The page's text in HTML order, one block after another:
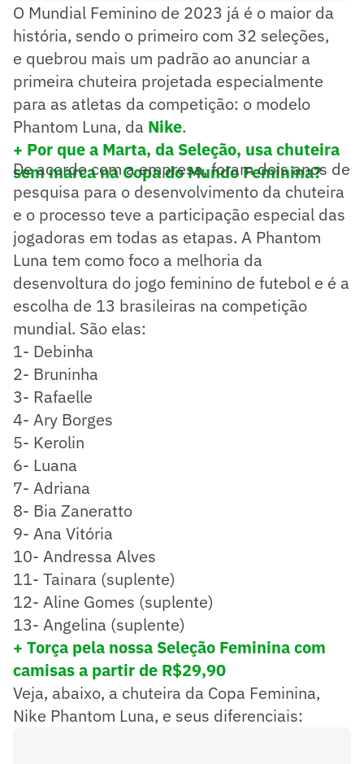
O Mundial Feminino de 2023 já é o maior da
história, sendo o primeiro com 32 seleções,
e quebrou mais um padrão ao anunciar a
primeira chuteira projetada especialmente
para as atletas da competição: o modelo
Phantom Luna, da Nike.
+ Por que a Marta, da Seleção, usa chuteira
sem marca na Copa do Mundo Feminina?
De acordo com a empresa, foram dois anos de
pesquisa para o desenvolvimento da chuteira
e o processo teve a participação especial das
jogadoras em todas as etapas. A Phantom
Luna tem como foco a melhoria da
desenvoltura do jogo feminino de futebol e é a
escolha de 13 brasileiras na competição
mundial. São elas:
1- Debinha
2- Bruninha
3- Rafaelle
4- Ary Borges
5- Kerolin
6- Luana
7- Adriana
8- Bia Zaneratto
9- Ana Vitória
10- Andressa Alves
11- Tainara (suplente)
12- Aline Gomes (suplente)
13- Angelina (suplente)
+ Torça pela nossa Seleção Feminina com
camisas a partir de R$29,90
Veja, abaixo, a chuteira da Copa Feminina,
Nike Phantom Luna, e seus diferenciais: